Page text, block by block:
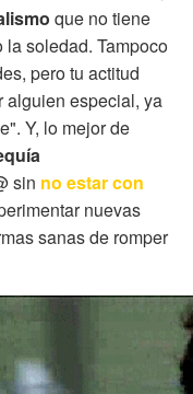
que no tiene
soledad. Tampoco
pero tu actitud
alguien especial, ya
Y, lo mejor de
sin no estar con
nuevas
sanas de romper